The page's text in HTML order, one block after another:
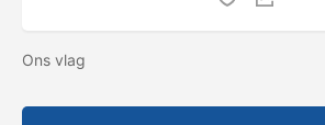
Ons vlag